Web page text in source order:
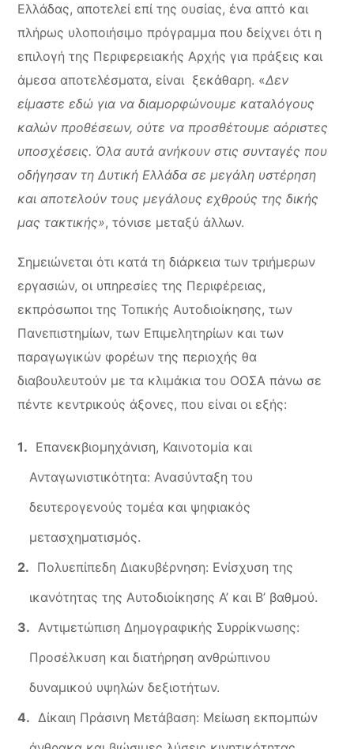
Ελλάδας, αποτελεί επί της ουσίας, ένα απτό και
πλήρως υλοποιήσιμο πρόγραμμα που δείχνει ότι η
επιλογή της Περιφερειακής Αρχής για πράξεις και
άμεσα αποτελέσματα, είναι ξεκάθαρη. «Δεν
είμαστε εδώ για να διαμορφώνουμε καταλόγους
καλών προθέσεων, ούτε να προσθέτουμε αόριστες
υποσχέσεις. Όλα αυτά ανήκουν στις συνταγές που
οδήγησαν τη Δυτική Ελλάδα σε μεγάλη υστέρηση
και αποτελούν τους μεγάλους εχθρούς της δικής
μας τακτικής», τόνισε μεταξύ άλλων.
Σημειώνεται ότι κατά τη διάρκεια των τριήμερων
εργασιών, οι υπηρεσίες της Περιφέρειας,
εκπρόσωποι της Τοπικής Αυτοδιοίκησης, των
Πανεπιστημίων, των Επιμελητηρίων και των
παραγωγικών φορέων της περιοχής θα
διαβουλευτούν με τα κλιμάκια του ΟΟΣΑ πάνω σε
πέντε κεντρικούς άξονες, που είναι οι εξής:
Επανεκβιομηχάνιση, Καινοτομία και
Ανταγωνιστικότητα: Ανασύνταξη του
δευτερογενούς τομέα και ψηφιακός
μετασχηματισμός.
Πολυεπίπεδη Διακυβέρνηση: Ενίσχυση της
ικανότητας της Αυτοδιοίκησης Α’ και Β’ βαθμού.
Αντιμετώπιση Δημογραφικής Συρρίκνωσης:
Προσέλκυση και διατήρηση ανθρώπινου
δυναμικού υψηλών δεξιοτήτων.
Δίκαιη Πράσινη Μετάβαση: Μείωση εκπομπών